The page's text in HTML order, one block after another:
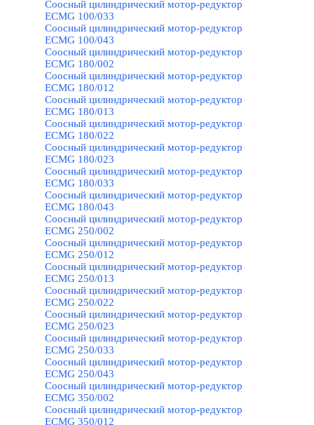
Соосный цилиндрический мотор-редуктор
ECMG 100/033
Соосный цилиндрический мотор-редуктор
ECMG 100/043
Соосный цилиндрический мотор-редуктор
ECMG 180/002
Соосный цилиндрический мотор-редуктор
ECMG 180/012
Соосный цилиндрический мотор-редуктор
ECMG 180/013
Соосный цилиндрический мотор-редуктор
ECMG 180/022
Соосный цилиндрический мотор-редуктор
ECMG 180/023
Соосный цилиндрический мотор-редуктор
ECMG 180/033
Соосный цилиндрический мотор-редуктор
ECMG 180/043
Соосный цилиндрический мотор-редуктор
ECMG 250/002
Соосный цилиндрический мотор-редуктор
ECMG 250/012
Соосный цилиндрический мотор-редуктор
ECMG 250/013
Соосный цилиндрический мотор-редуктор
ECMG 250/022
Соосный цилиндрический мотор-редуктор
ECMG 250/023
Соосный цилиндрический мотор-редуктор
ECMG 250/033
Соосный цилиндрический мотор-редуктор
ECMG 250/043
Соосный цилиндрический мотор-редуктор
ECMG 350/002
Соосный цилиндрический мотор-редуктор
ECMG 350/012